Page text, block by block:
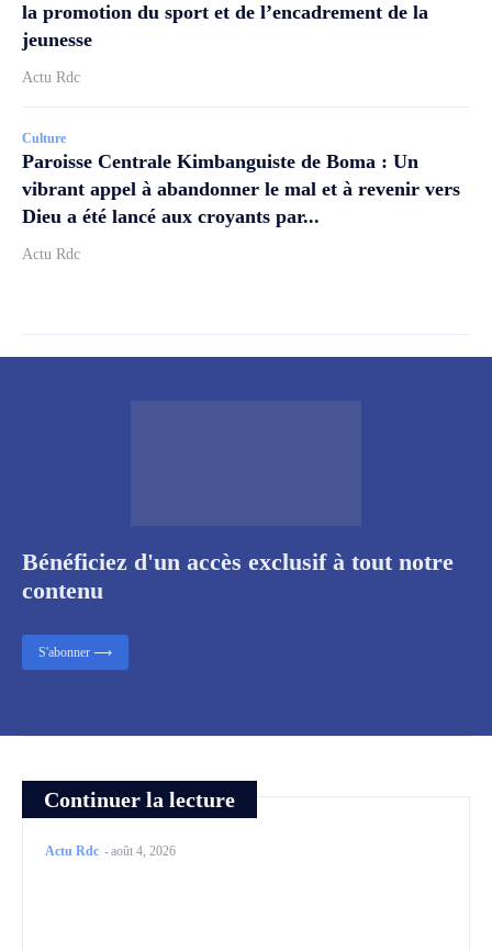
la promotion du sport et de l’encadrement de la
jeunesse
Actu Rdc
Culture
Paroisse Centrale Kimbanguiste de Boma : Un
vibrant appel à abandonner le mal et à revenir vers
Dieu a été lancé aux croyants par...
Actu Rdc
Continuer la lecture
Actu Rdc -août 4, 2026
Bénéficiez d'un accès exclusif à tout notre
contenu
S'abonner ⟶